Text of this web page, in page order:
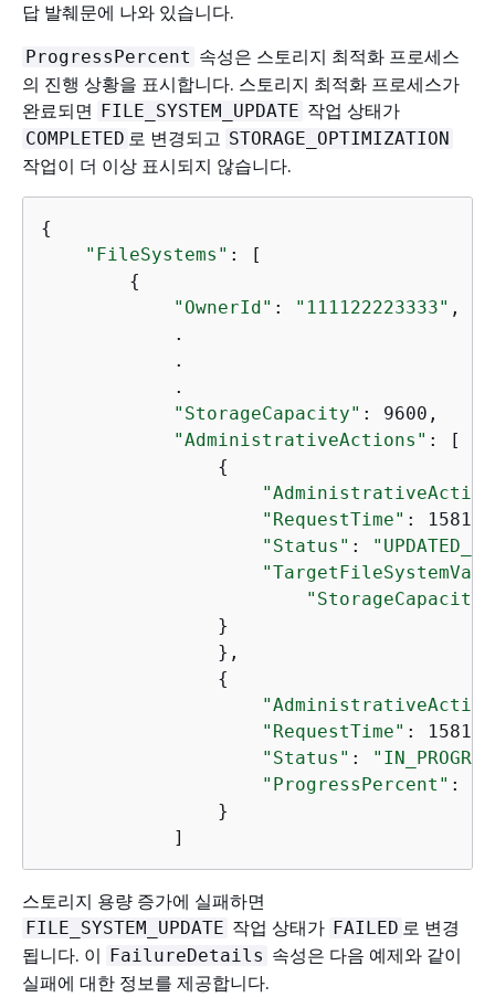
답 발췌문에 나와 있습니다.
ProgressPercent 속성은 스토리지 최적화 프로세스
의 진행 상황을 표시합니다. 스토리지 최적화 프로세스가
완료되면 FILE_SYSTEM_UPDATE 작업 상태가
COMPLETED 로 변경되고 STORAGE_OPTIMIZATION
작업이 더 이상 표시되지 않습니다.
{
"FileSystems" : [
{
"OwnerId" : "111122223333" ,
            .
            .
            .
"StorageCapacity" : 9600,
"AdministrativeActions" : [
{
"RequestTime" :
"Status" :
"StorageCapacity"
                }
                },
{
"RequestTime" :
"Status" :
"ProgressPercent" :
                }
            ]
스토리지 용량 증가에 실패하면
FILE_SYSTEM_UPDATE 작업 상태가 FAILED 로 변경
됩니다. 이 FailureDetails 속성은 다음 예제와 같이
실패에 대한 정보를 제공합니다.